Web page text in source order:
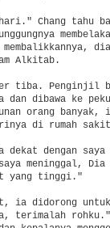
Chang tahu
Alkitab.
tiba. Penginjil
dan dibawa ke
orang banyak,
di rumah
dekat dengan saya
meninggal, Dia
yang tinggi."
ia didorong
terimalah